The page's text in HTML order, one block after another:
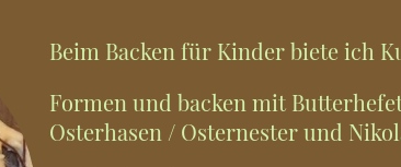
Beim Backen für Kinder biete ich
Formen und backen mit
Osterhasen / Osternester und